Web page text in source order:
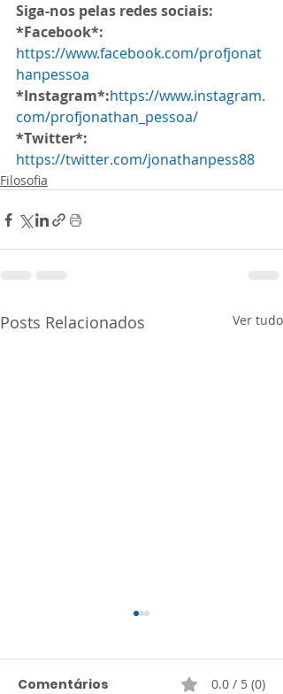
Siga-nos pelas redes sociais:
*Facebook*:
https://www.facebook.com/profjonat
hanpessoa
*Instagram*:https://www.instagram.
com/profjonathan_pessoa/
*Twitter*:
https://twitter.com/jonathanpess88
Filosofia
Posts Relacionados Ver tudo
Comentários 0.0 / 5 (0)